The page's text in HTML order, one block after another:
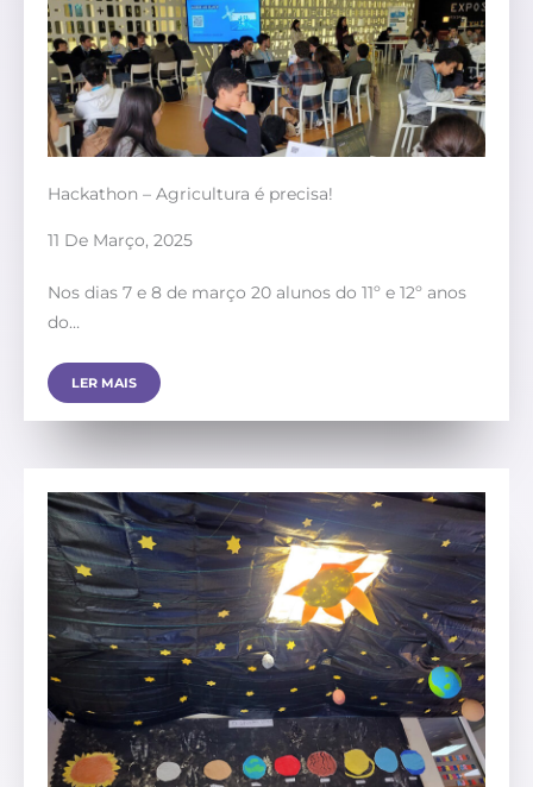
Hackathon – Agricultura é precisa!
11 De Março, 2025
Nos dias 7 e 8 de março 20 alunos do 11º e 12º anos
do…
LER MAIS